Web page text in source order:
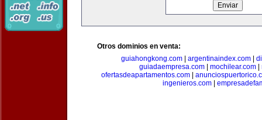
Otros dominios en venta:
guiahongkong.com| argentinaindex.com|
guiadaempresa.com
mochilear.com
ofertasdeapartamentos.com
ingenieros.com|